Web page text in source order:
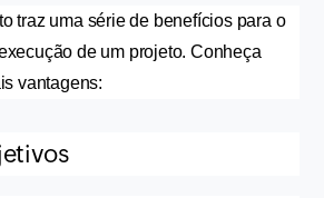
traz uma série de benefícios para o
de um projeto. Conheça
vantagens: